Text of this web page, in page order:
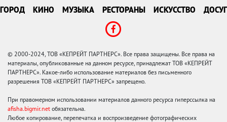
ГОРОД КИНО МУЗЫКА РЕСТОРАНЫ ИСКУССТВО ДОСУГ
© 2000-2024, ТОВ «КЕПРЕЙТ ПАРТНЕРС». Все права защищены. Все права на
материалы, опубликованные на данном ресурсе, принадлежат ТОВ «КЕПРЕЙТ
ПАРТНЕРС». Какое-либо использование материалов без письменного
разрешения ТОВ «КЕПРЕЙТ ПАРТНЕРС» запрещено.
При правомерном использовании материалов данного ресурса гиперссылка на
afisha.bigmir.net обязательна.
Любое копирование, перепечатка и воспроизведение фотографических